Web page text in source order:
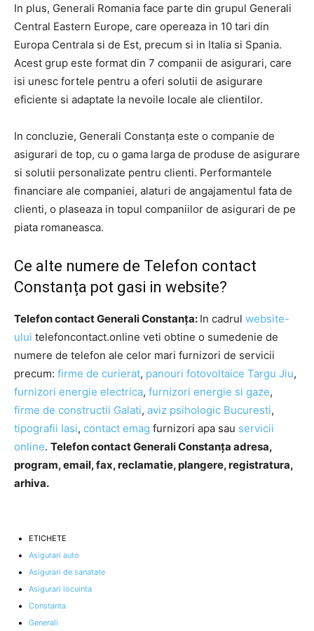
In plus, Generali Romania face parte din grupul Generali
Central Eastern Europe, care opereaza in 10 tari din
Europa Centrala si de Est, precum si in Italia si Spania.
Acest grup este format din 7 companii de asigurari, care
isi unesc fortele pentru a oferi solutii de asigurare
eficiente si adaptate la nevoile locale ale clientilor.
In concluzie, Generali Constanța este o companie de
asigurari de top, cu o gama larga de produse de asigurare
si solutii personalizate pentru clienti. Performantele
financiare ale companiei, alaturi de angajamentul fata de
clienti, o plaseaza in topul companiilor de asigurari de pe
piata romaneasca.
Ce alte numere de Telefon contact
Constanța pot gasi in website?
Telefon contact Generali Constanța: In cadrul website-
ului telefoncontact.online veti obtine o sumedenie de
numere de telefon ale celor mari furnizori de servicii
precum: firme de curierat, panouri fotovoltaice Targu Jiu,
furnizori energie electrica, furnizori energie si gaze,
firme de constructii Galati, aviz psihologic Bucuresti,
tipografii Iasi, contact emag furnizori apa sau servicii
online. Telefon contact Generali Constanța adresa,
program, email, fax, reclamatie, plangere, registratura,
arhiva.
ETICHETE
Asigurari auto
Asigurari de sanatate
Asigurari locuinta
Constanta
Generali